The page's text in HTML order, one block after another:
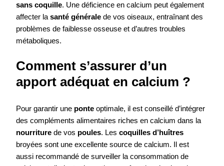
sans coquille. Une déficience en calcium peut également
affecter la santé générale de vos oiseaux, entraînant des
problèmes de faiblesse osseuse et d’autres troubles
métaboliques.
Comment s’assurer d’un
apport adéquat en calcium ?
Pour garantir une ponte optimale, il est conseillé d’intégrer
des compléments alimentaires riches en calcium dans la
nourriture de vos poules. Les coquilles d’huîtres
broyées sont une excellente source de calcium. Il est
aussi recommandé de surveiller la consommation de